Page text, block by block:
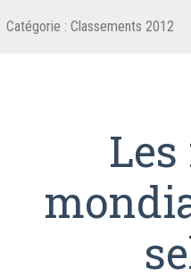
Catégorie : Classements 2012